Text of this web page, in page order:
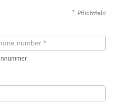
* Pflichtfeld